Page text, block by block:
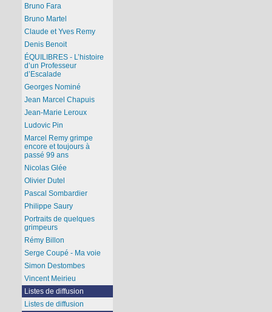
Bruno Fara
Bruno Martel
Claude et Yves Remy
Denis Benoit
ÉQUILIBRES - L’histoire
d’un Professeur
d’Escalade
Georges Nominé
Jean Marcel Chapuis
Jean-Marie Leroux
Ludovic Pin
Marcel Remy grimpe
encore et toujours à
passé 99 ans
Nicolas Glée
Olivier Dutel
Pascal Sombardier
Philippe Saury
Portraits de quelques
grimpeurs
Rémy Billon
Serge Coupé - Ma voie
Simon Destombes
Vincent Meirieu
Listes de diffusion
Listes de diffusion